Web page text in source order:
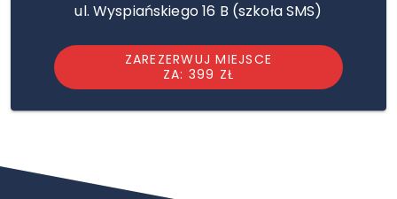
ul. Wyspiańskiego 16 B (szkoła SMS)
ZAREZERWUJ MIEJSCE
ZA: 399 ZŁ